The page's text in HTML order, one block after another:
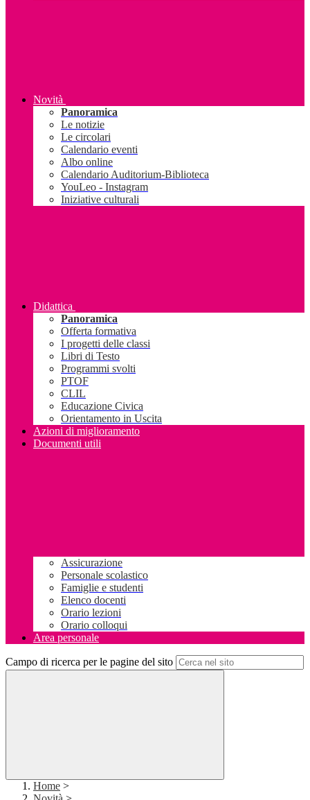
Novità
Panoramica
Le notizie
Le circolari
Calendario eventi
Albo online
Calendario Auditorium-Biblioteca
YouLeo - Instagram
Iniziative culturali
Didattica
Panoramica
Offerta formativa
I progetti delle classi
Libri di Testo
Programmi svolti
PTOF
CLIL
Educazione Civica
Orientamento in Uscita
Azioni di miglioramento
Documenti utili
Assicurazione
Personale scolastico
Famiglie e studenti
Elenco docenti
Orario lezioni
Orario colloqui
Area personale
Campo di ricerca per le pagine del sito
Home >